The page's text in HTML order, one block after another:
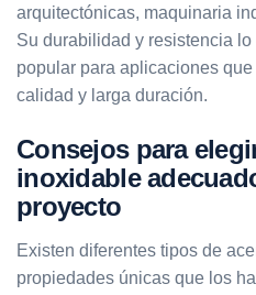
arquitectónicas, maquinaria
Su durabilidad y resistencia
popular para aplicaciones
calidad y larga duración.
Consejos para
inoxidable
proyecto
Existen diferentes tipos de
propiedades únicas que los